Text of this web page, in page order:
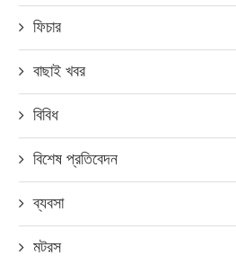
ফিচার
বাছাই খবর
বিবিধ
বিশেষ প্রতিবেদন
ব্যবসা
মটরস